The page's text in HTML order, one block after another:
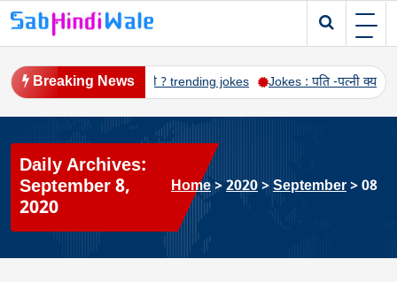
Skip
content
SabHindiWale.com
All In Hindi
Breaking News
रात में सबसे ज्यादा खुशी ? trending jokes Jokes : पति -पत्नी क्या आपको
Daily Archives:
September 8,
2020
Home>2020>September>08